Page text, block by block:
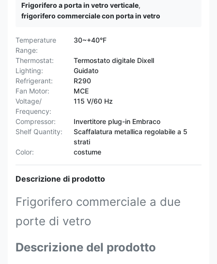
Frigorifero a porta in vetro verticale,
frigorifero commerciale con porta in vetro
Temperature
Range:
30~+40°F
Thermostat:
Termostato digitale Dixell
Lighting:
Guidato
Refrigerant:
R290
Fan Motor:
MCE
Voltage/
Frequency:
115 V/60 Hz
Compressor:
Invertitore plug-in Embraco
Shelf Quantity:
Scaffalatura metallica regolabile a 5
strati
Color:
costume
Descrizione di prodotto
Frigorifero commerciale a due
porte di vetro
Descrizione del prodotto